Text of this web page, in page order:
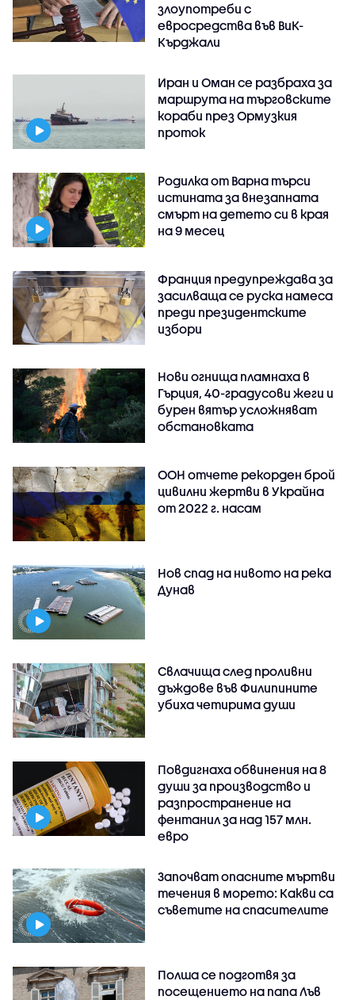
злоупотреби с
евросредства във ВиК-
Кърджали
Иран и Оман се разбраха за
маршрута на търговските
кораби през Ормузкия
проток
Родилка от Варна търси
истината за внезапната
смърт на детето си в края
на 9 месец
Франция предупреждава за
засилваща се руска намеса
преди президентските
избори
Нови огнища пламнаха в
Гърция, 40-градусови жеги и
бурен вятър усложняват
обстановката
ООН отчете рекорден брой
цивилни жертви в Украйна
от 2022 г. насам
Нов спад на нивото на река
Дунав
Свлачища след проливни
дъждове във Филипините
убиха четирима души
Повдигнаха обвинения на 8
души за производство и
разпространение на
фентанил за над 157 млн.
евро
Започват опасните мъртви
течения в морето: Какви са
съветите на спасителите
Полша се подготвя за
посещението на папа Лъв